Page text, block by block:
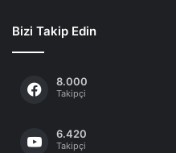
Bizi Takip Edin
8.000
Takipçi
6.420
Takipçi